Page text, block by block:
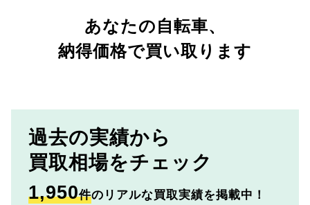
あなたの自転車、
納得価格で買い取ります
過去の実績から
買取相場をチェック
1,950件のリアルな買取実績を掲載中！